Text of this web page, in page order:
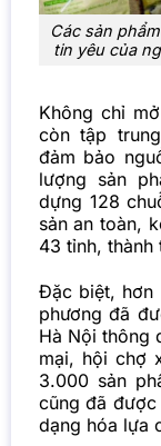
Các sản
tin yêu của
Không chỉ
còn tập
đảm bảo
lượng sản
dựng 128
sản an toàn,
43 tỉnh, thành
Đặc biệt, hơn
phương đã
Hà Nội thông
mại, hội chợ
3.000 sản
cũng đã
dạng hóa lựa